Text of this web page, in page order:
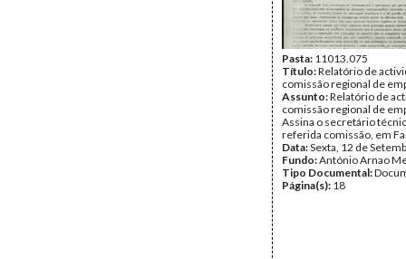
Pasta: 11013.075
Título:Relatório de
comissão regional de
Assunto:Relatório de
comissão regional de
Assina o secretário
referida comissão, em
Data:Sexta, 12 de
Fundo:António Arnao
Tipo Documental:
Página(s): 18